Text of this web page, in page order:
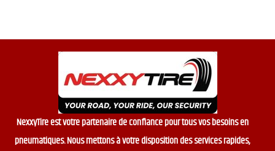
NexxyTire est votre partenaire de confiance pour tous vos besoins en
pneumatiques. Nous mettons à votre disposition des services rapides,